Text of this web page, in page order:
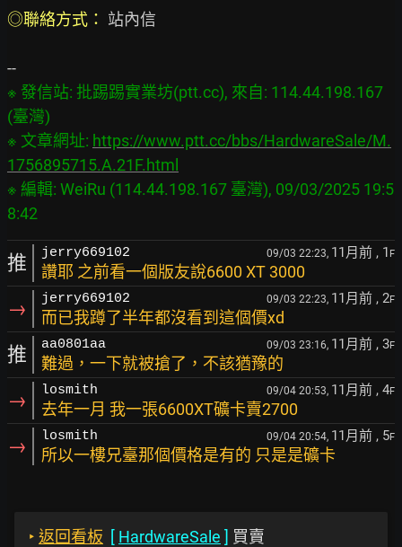
◎聯絡方式： 站內信
※ 發信站: 批踢踢實業坊(ptt.cc), 來自: 114.44.198.167
(臺灣)
※ 文章網址: https://www.ptt.cc/bbs/HardwareSale/M.
1756895715.A.21F.html
※ 編輯: WeiRu (114.44.198.167 臺灣), 09/03/2025 19:5
推 jerry669102 09/03 22:23, 11月前 , 1 F
讚耶 之前看一個版友說6600 XT 3000
→ jerry669102 09/03 22:23, 11月前 , 2F
而已我蹲了半年都沒看到這個價xd
推 aa0801aa 09/03 23:16, 11月前 , 3F
難過，一下就被搶了，不該猶豫的
→ losmith 09/04 20:53, 11月前 , 4F
去年一月 我一張6600XT礦卡賣2700
→ losmith 09/04 20:54, 11月前 , 5F
所以一樓兄臺那個價格是有的 只是是礦卡
‣ 返回看板 [ HardwareSale ] 買賣